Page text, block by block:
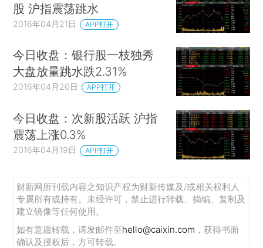
股 沪指震荡跳水
2016年04月21日 APP打开
今日收盘：银行股一枝独秀
大盘放量跳水跌2.31%
2016年04月20日 APP打开
今日收盘：次新股活跃 沪指
震荡上涨0.3%
2016年04月19日 APP打开
财新网所刊载内容之知识产权为财新传媒及/或相关权利人
专属所有或持有。未经许可，禁止进行转载、摘编、复制及
建立镜像等任何使用。
如有意愿转载，请发邮件至hello@caixin.com ，获得书面
确认及授权后，方可转载。